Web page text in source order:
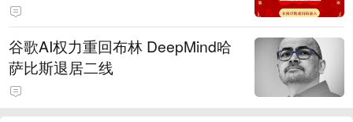
谷歌AI权力重回布林 DeepMind哈
萨比斯退居二线